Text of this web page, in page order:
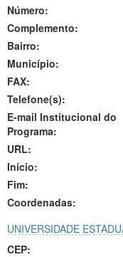
Número:
Complemento:
Bairro:
Município:
FAX:
Telefone(s):
E-mail Institucional do
Programa:
URL:
Início:
Fim:
Coordenadas:
UNIVERSIDADE
CEP: